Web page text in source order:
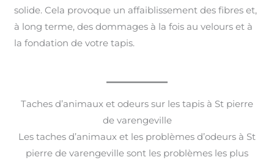
solide. Cela provoque un affaiblissement des fibres et,
à long terme, des dommages à la fois au velours et à
la fondation de votre tapis.
Taches d’animaux et odeurs sur les tapis à St pierre
de varengeville
Les taches d’animaux et les problèmes d’odeurs à St
pierre de varengeville sont les problèmes les plus